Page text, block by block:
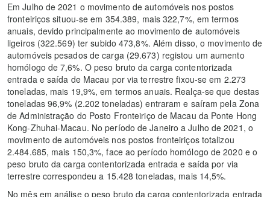
Em Julho de 2021 o movimento de automóveis nos postos
fronteiriços situou-se em 354.389, mais 322,7%, em termos
anuais, devido principalmente ao movimento de automóveis
ligeiros (322.569) ter subido 473,8%. Além disso, o movimento de
automóveis pesados de carga (29.673) registou um aumento
homólogo de 7,6%. O peso bruto da carga contentorizada
entrada e saída de Macau por via terrestre fixou-se em 2.273
toneladas, mais 19,9%, em termos anuais. Realça-se que destas
toneladas 96,9% (2.202 toneladas) entraram e saíram pela Zona
de Administração do Posto Fronteiriço de Macau da Ponte Hong
Kong-Zhuhai-Macau. No período de Janeiro a Julho de 2021, o
movimento de automóveis nos postos fronteiriços totalizou
2.484.685, mais 150,3%, face ao período homólogo de 2020 e o
peso bruto da carga contentorizada entrada e saída por via
terrestre correspondeu a 15.428 toneladas, mais 14,5%.
No mês em análise o peso bruto da carga contentorizada entrada